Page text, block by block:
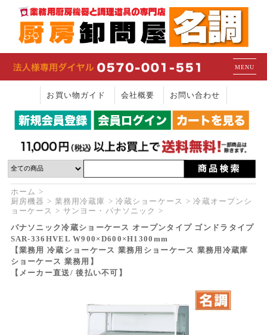
MENU
お買い物ガイド 会社概要 お問い合わせ
ホーム
厨房機器
業務用冷蔵庫 冷蔵ショーケース
冷蔵オープンシ
ョーケース
サンヨー・パナソニック
パナソニック冷蔵ショーケース オープンタイプ ゴンドラタイプ
SAR-336HVEL W900×D600×H1300mm
【業務用 冷蔵ショーケース 業務用ショーケース 業務用冷蔵庫
ショーケース 業務用】
【メーカー直送/ 後払い不可】